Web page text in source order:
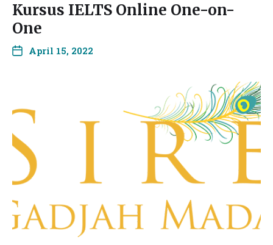
Kursus IELTS Online One-on-
One
April 15, 2022